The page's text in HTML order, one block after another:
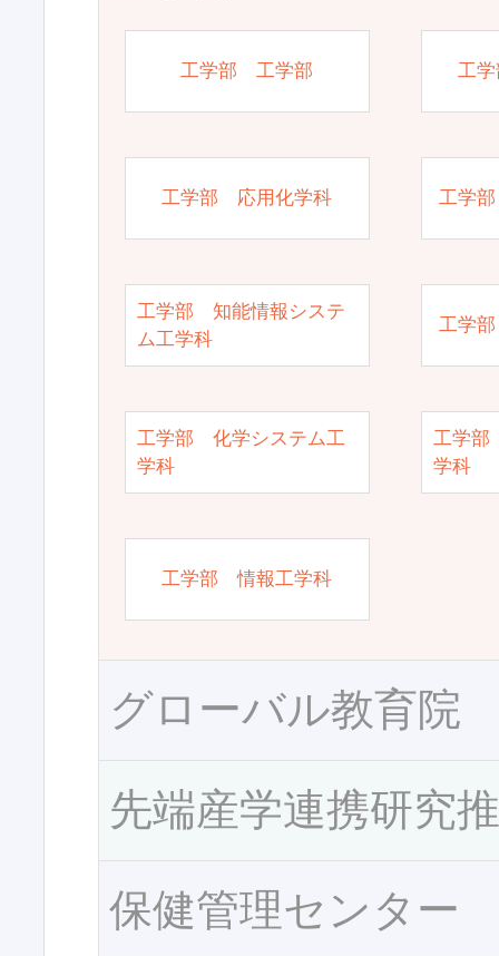
工学部 工学部 工
工学部 応用化学科 工学
工学部 知能情報システ
ム工学科
工学
工学部 化学システム工
学科
工学部
学科
工学部 情報工学科
グローバル教育院
先端産学連携研究
保健管理センター